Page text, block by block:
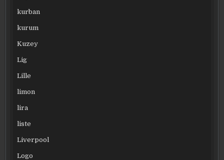
kurban
kurum
Kuzey
Lig
Lille
limon
lira
liste
Liverpool
Logo